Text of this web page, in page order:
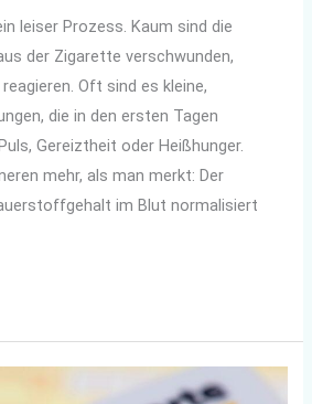
leiser Prozess. Kaum sind die
der Zigarette verschwunden,
Oft sind es kleine,
die in den ersten Tagen
Gereiztheit oder Heißhunger.
mehr, als man merkt: Der
im Blut normalisiert